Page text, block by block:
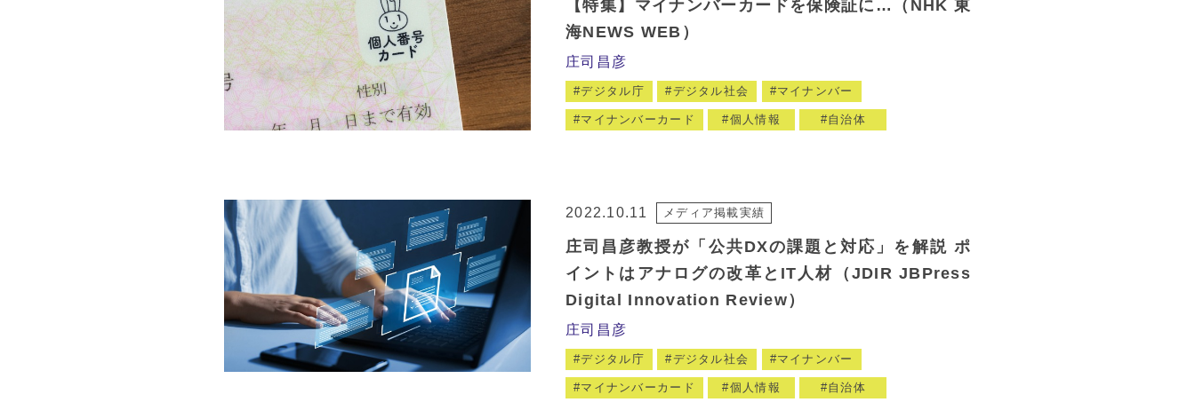
【特集】マイナンバーカードを保険証に…（NHK 東
海NEWS WEB）
庄司昌彦
デジタル庁 デジタル社会 マイナンバー
マイナンバーカード 個人情報 自治体
2022.10.11 メディア掲載実績
庄司昌彦教授が「公共DXの課題と対応」を解説 ポ
イントはアナログの改革とIT人材（JDIR JBPress
Digital Innovation Review）
庄司昌彦
デジタル庁 デジタル社会 マイナンバー
マイナンバーカード 個人情報 自治体